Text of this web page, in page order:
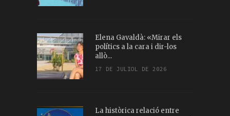
Elena Gavaldà: «Mirar els
polítics a la cara i dir-los
allò...
17 DE JULIOL DE 2026
La històrica relació entre